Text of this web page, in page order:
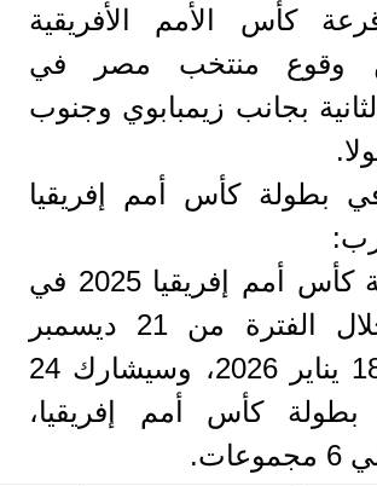
كأس الأمم الأفريقية
عن وقوع منتخب مصر في
بجانب زيمبابوي وجنوب
بطولة كأس أمم إفريقيا
وتقام بطولة كأس أمم إفريقيا 2025 في
المغرب، خلال الفترة من 21 ديسمبر
2025 إلي 18 يناير 2026، وسيشارك 24
بطولة كأس أمم إفريقيا،